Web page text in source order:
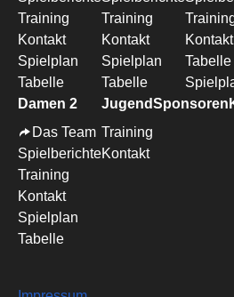
Training
Kontakt
Spielplan
Tabelle
Training
Kontakt
Spielplan
Tabelle
Kontakt
Tabelle
Damen 2
Das Team
Spielberichte
Training
Kontakt
Spielplan
Tabelle
Jugend
Training
Kontakt
Sponsoren